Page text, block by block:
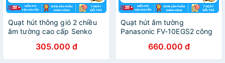
Quạt hút thông gió 2 chiều
âm tường cao cấp Senko
305.000 đ
Quạt hút âm tường
Panasonic FV-10EGS2 công
phòng tắm - Hàng chính
hãng
660.000 đ